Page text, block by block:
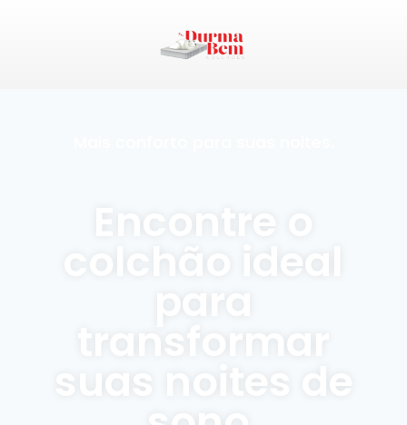
Encontre o
colchão ideal
suas noites de